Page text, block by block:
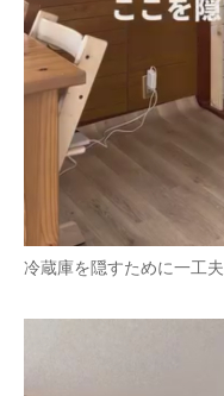
冷蔵庫を隠すために一工夫